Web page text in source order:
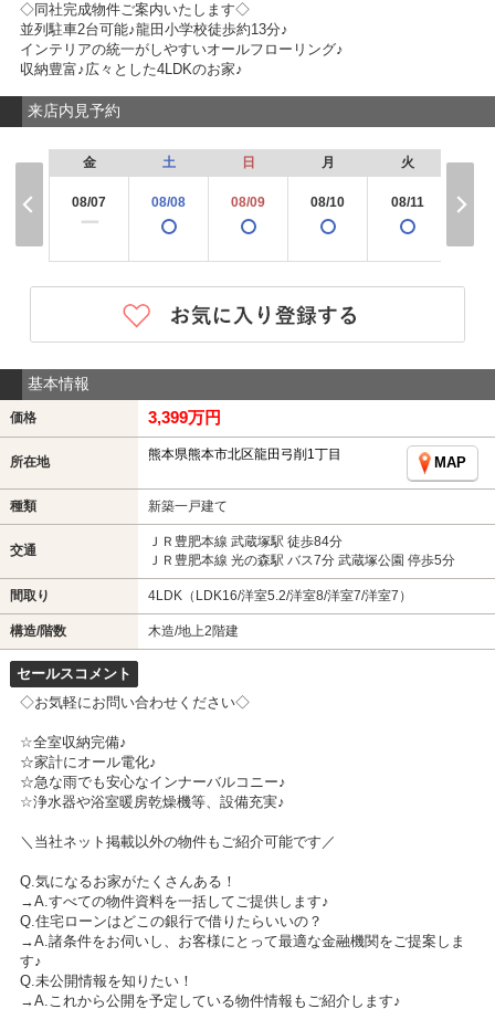
◇同社完成物件ご案内いたします◇
並列駐車2台可能♪龍田小学校徒歩約13分♪
インテリアの統一がしやすいオールフローリング♪
収納豊富♪広々とした4LDKのお家♪
来店内見予約
金
08/07
ー
土
08/08
日
08/09
月
08/10
火
08/11
基本情報
価格 3,399万円
所在地 熊本県熊本市北区龍田弓削1丁目
MAP
種類 新築一戸建て
交通
ＪＲ豊肥本線 武蔵塚駅 徒歩84分
ＪＲ豊肥本線 光の森駅 バス7分 武蔵塚公園 停歩5分
間取り 4LDK（LDK16/洋室5.2/洋室8/洋室7/洋室7）
構造/階数 木造/地上2階建
セールスコメント
◇お気軽にお問い合わせください◇
☆全室収納完備♪
☆家計にオール電化♪
☆急な雨でも安心なインナーバルコニー♪
☆浄水器や浴室暖房乾燥機等、設備充実♪
＼当社ネット掲載以外の物件もご紹介可能です／
Q.気になるお家がたくさんある！
→A.すべての物件資料を一括してご提供します♪
Q.住宅ローンはどこの銀行で借りたらいいの？
→A.諸条件をお伺いし、お客様にとって最適な金融機関をご提案しま
す♪
Q.未公開情報を知りたい！
→A.これから公開を予定している物件情報もご紹介します♪